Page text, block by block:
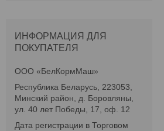
ИНФОРМАЦИЯ ДЛЯ
ПОКУПАТЕЛЯ
ООО «БелКормМаш»
Республика Беларусь, 223053,
Минский район, д. Боровляны,
ул. 40 лет Победы, 17, оф. 12
Дата регистрации в Торговом